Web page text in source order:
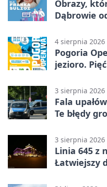
Obrazy,
Dąbrowie
4 sierpnia 2026
Pogoria
jezioro.
3 sierpnia 2026
Fala
Te błędy
3 sierpnia 2026
Linia 645 z
Łatwiejszy